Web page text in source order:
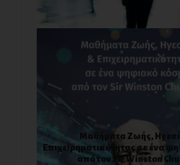
Μαθήματα Ζωής,
Επιχειρηματικότητας σε ένα
από τον Sir Winston